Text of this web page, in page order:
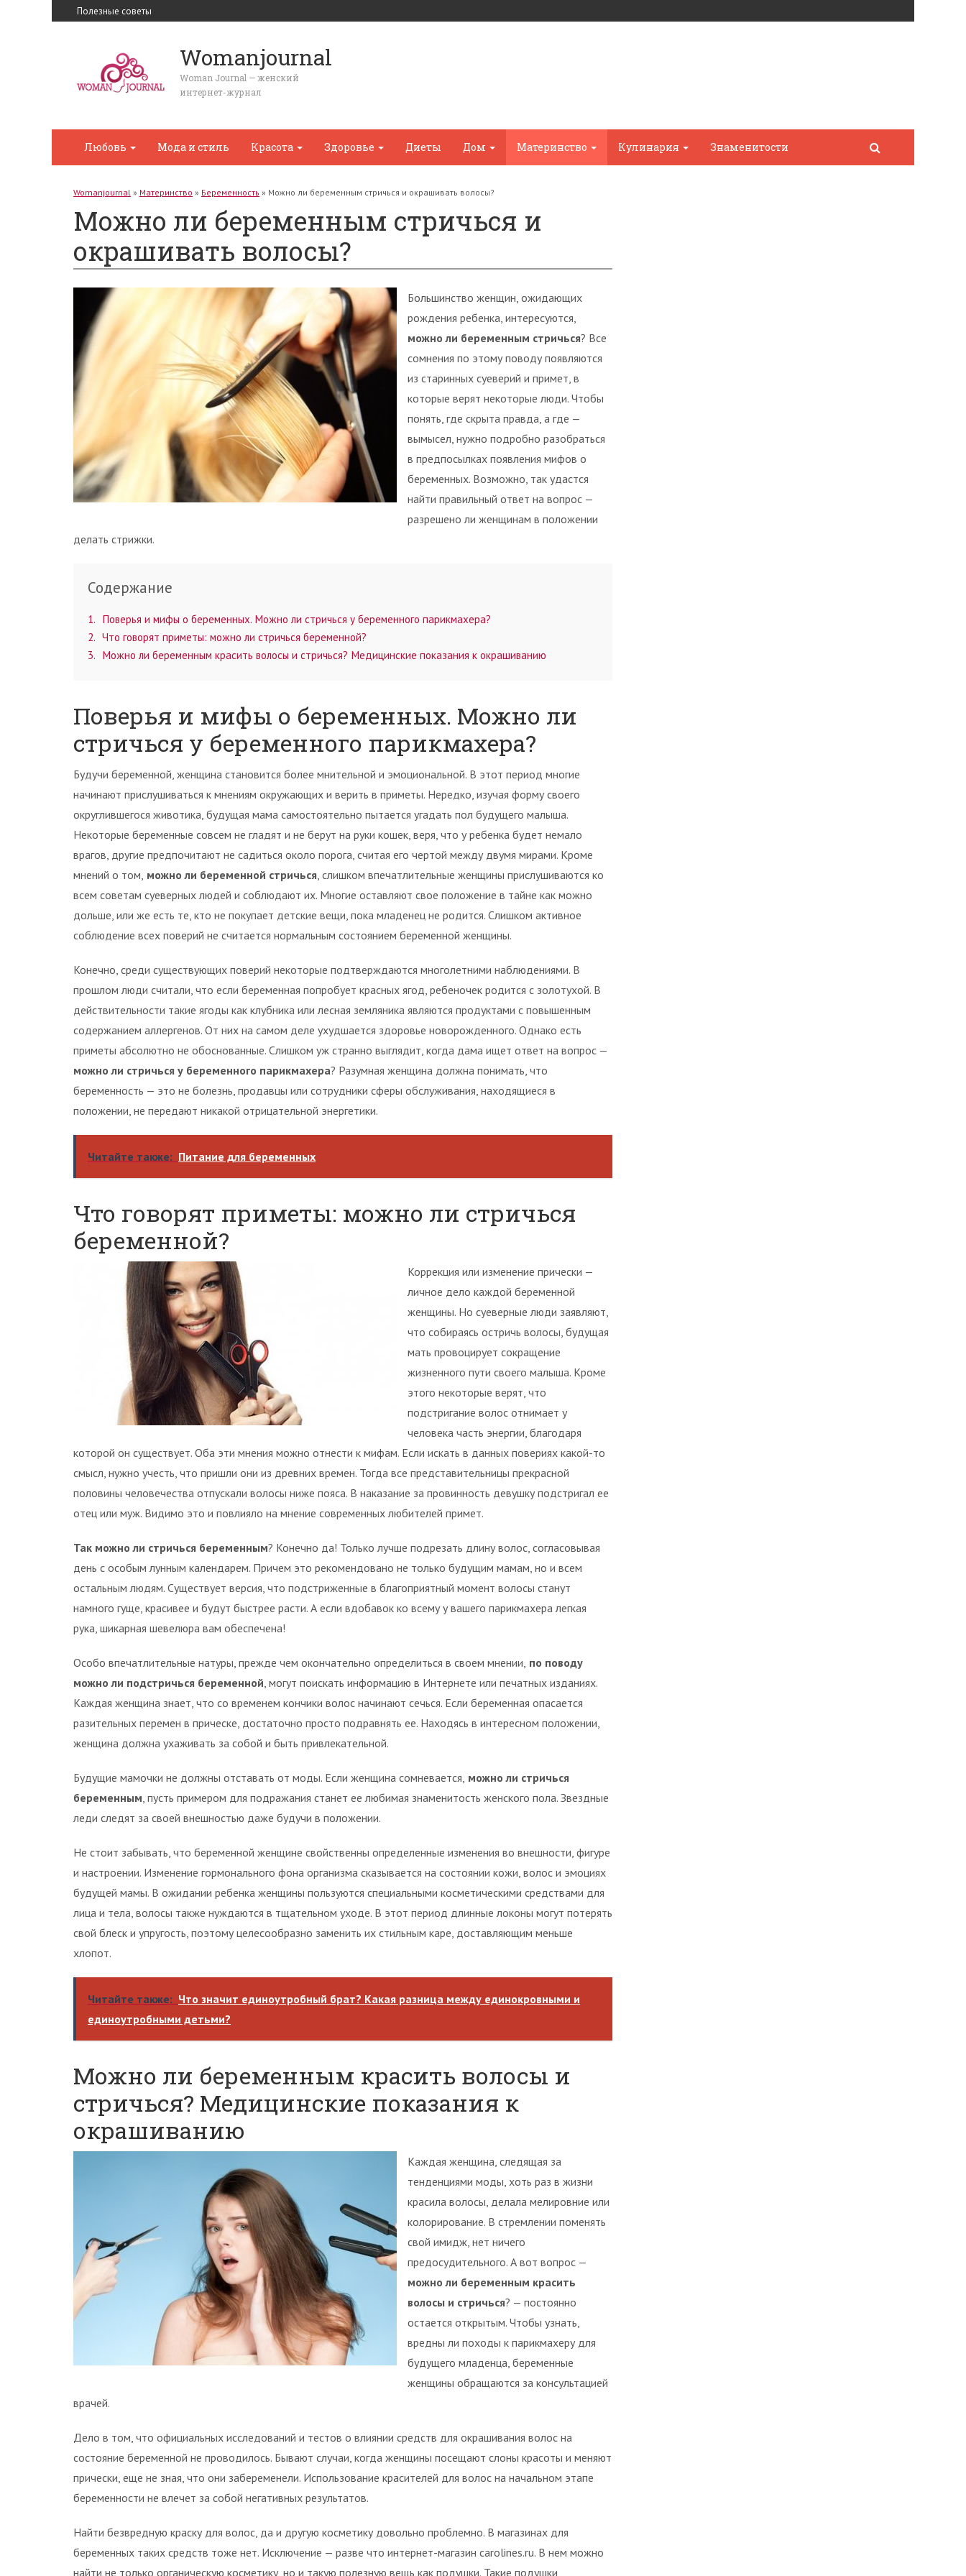
Полезные советы
Womanjournal
Woman Journal — женский
интернет-журнал
Любовь Мода и стиль Красота Здоровье Диеты Дом Материнство Кулинария Знаменитости
Womanjournal » Материнство » Беременность » Можно ли беременным стричься и окрашивать волосы?
Можно ли беременным стричься и
окрашивать волосы?
Большинство женщин, ожидающих
рождения ребенка, интересуются,
можно ли беременным стричься? Все
сомнения по этому поводу появляются
из старинных суеверий и примет, в
которые верят некоторые люди. Чтобы
понять, где скрыта правда, а где —
вымысел, нужно подробно разобраться
в предпосылках появления мифов о
беременных. Возможно, так удастся
найти правильный ответ на вопрос —
разрешено ли женщинам в положении
делать стрижки.
Содержание
1
Поверья и мифы о беременных. Можно ли стричься у беременного парикмахера?
2
Что говорят приметы: можно ли стричься беременной?
3
Можно ли беременным красить волосы и стричься? Медицинские показания к окрашиванию
Поверья и мифы о беременных. Можно ли
стричься у беременного парикмахера?
Будучи беременной, женщина становится более мнительной и эмоциональной. В этот период многие
начинают прислушиваться к мнениям окружающих и верить в приметы. Нередко, изучая форму своего
округлившегося животика, будущая мама самостоятельно пытается угадать пол будущего малыша.
Некоторые беременные совсем не гладят и не берут на руки кошек, веря, что у ребенка будет немало
врагов, другие предпочитают не садиться около порога, считая его чертой между двумя мирами. Кроме
мнений о том, можно ли беременной стричься, слишком впечатлительные женщины прислушиваются ко
всем советам суеверных людей и соблюдают их. Многие оставляют свое положение в тайне как можно
дольше, или же есть те, кто не покупает детские вещи, пока младенец не родится. Слишком активное
соблюдение всех поверий не считается нормальным состоянием беременной женщины.
Конечно, среди существующих поверий некоторые подтверждаются многолетними наблюдениями. В
прошлом люди считали, что если беременная попробует красных ягод, ребеночек родится с золотухой. В
действительности такие ягоды как клубника или лесная земляника являются продуктами с повышенным
содержанием аллергенов. От них на самом деле ухудшается здоровье новорожденного. Однако есть
приметы абсолютно не обоснованные. Слишком уж странно выглядит, когда дама ищет ответ на вопрос —
можно ли стричься у беременного парикмахера? Разумная женщина должна понимать, что
беременность — это не болезнь, продавцы или сотрудники сферы обслуживания, находящиеся в
положении, не передают никакой отрицательной энергетики.
Читайте также: Питание для беременных
Что говорят приметы: можно ли стричься
беременной?
Коррекция или изменение прически —
личное дело каждой беременной
женщины. Но суеверные люди заявляют,
что собираясь остричь волосы, будущая
мать провоцирует сокращение
жизненного пути своего малыша. Кроме
этого некоторые верят, что
подстригание волос отнимает у
человека часть энергии, благодаря
которой он существует. Оба эти мнения можно отнести к мифам. Если искать в данных повериях какой-то
смысл, нужно учесть, что пришли они из древних времен. Тогда все представительницы прекрасной
половины человечества отпускали волосы ниже пояса. В наказание за провинность девушку подстригал ее
отец или муж. Видимо это и повлияло на мнение современных любителей примет.
Так можно ли стричься беременным? Конечно да! Только лучше подрезать длину волос, согласовывая
день с особым лунным календарем. Причем это рекомендовано не только будущим мамам, но и всем
остальным людям. Существует версия, что подстриженные в благоприятный момент волосы станут
намного гуще, красивее и будут быстрее расти. А если вдобавок ко всему у вашего парикмахера легкая
рука, шикарная шевелюра вам обеспечена!
Особо впечатлительные натуры, прежде чем окончательно определиться в своем мнении, по поводу
можно ли подстричься беременной, могут поискать информацию в Интернете или печатных изданиях.
Каждая женщина знает, что со временем кончики волос начинают сечься. Если беременная опасается
разительных перемен в прическе, достаточно просто подравнять ее. Находясь в интересном положении,
женщина должна ухаживать за собой и быть привлекательной.
Будущие мамочки не должны отставать от моды. Если женщина сомневается, можно ли стричься
беременным, пусть примером для подражания станет ее любимая знаменитость женского пола. Звездные
леди следят за своей внешностью даже будучи в положении.
Не стоит забывать, что беременной женщине свойственны определенные изменения во внешности, фигуре
и настроении. Изменение гормонального фона организма сказывается на состоянии кожи, волос и эмоциях
будущей мамы. В ожидании ребенка женщины пользуются специальными косметическими средствами для
лица и тела, волосы также нуждаются в тщательном уходе. В этот период длинные локоны могут потерять
свой блеск и упругость, поэтому целесообразно заменить их стильным каре, доставляющим меньше
хлопот.
Читайте также: Что значит единоутробный брат? Какая разница между единокровными и
единоутробными детьми?
Можно ли беременным красить волосы и
стричься? Медицинские показания к
окрашиванию
Каждая женщина, следящая за
тенденциями моды, хоть раз в жизни
красила волосы, делала мелировние или
колорирование. В стремлении поменять
свой имидж, нет ничего
предосудительного. А вот вопрос —
можно ли беременным красить
волосы и стричься? — постоянно
остается открытым. Чтобы узнать,
вредны ли походы к парикмахеру для
будущего младенца, беременные
женщины обращаются за консультацией
врачей.
Дело в том, что официальных исследований и тестов о влиянии средств для окрашивания волос на
состояние беременной не проводилось. Бывают случаи, когда женщины посещают слоны красоты и меняют
прически, еще не зная, что они забеременели. Использование красителей для волос на начальном этапе
беременности не влечет за собой негативных результатов.
Найти безвредную краску для волос, да и другую косметику довольно проблемно. В магазинах для
беременных таких средств тоже нет. Исключение — разве что интернет-магазин carolines.ru. В нем можно
найти не только органическую косметику, но и такую полезную вещь как подушки. Такие подушки